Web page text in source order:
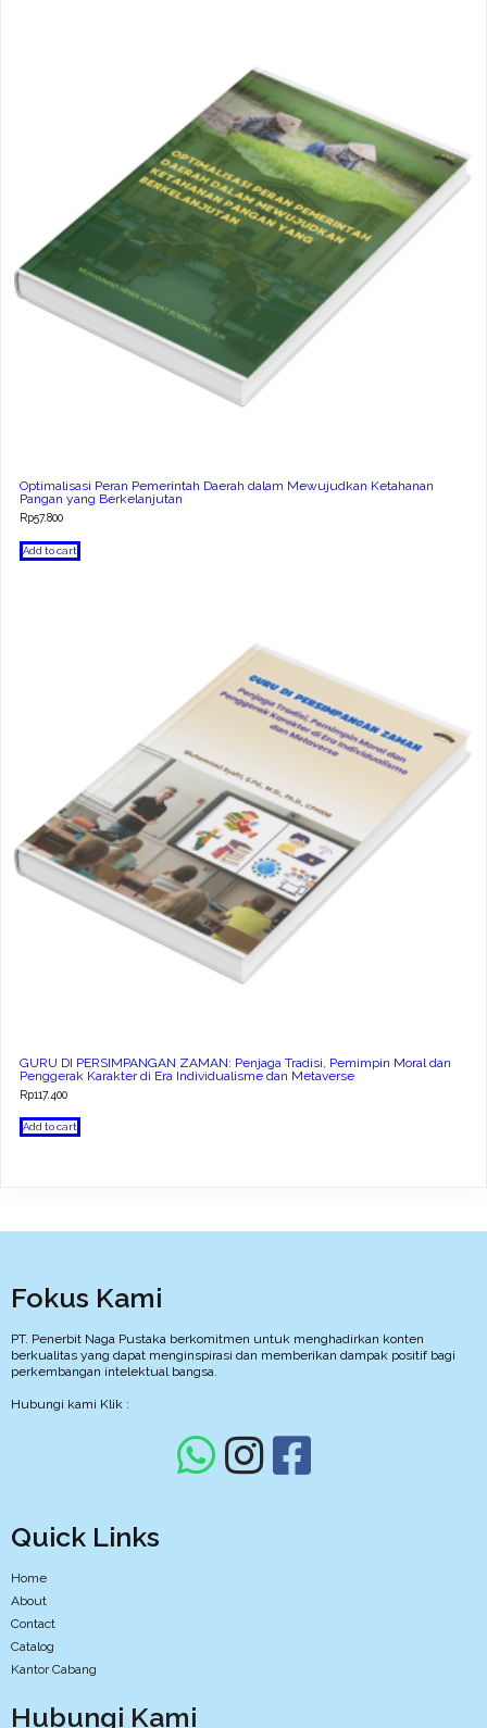
Optimalisasi Peran Pemerintah Daerah dalam Mewujudkan Ketahanan
Pangan yang Berkelanjutan
Rp57.800
Add to cart
GURU DI PERSIMPANGAN ZAMAN: Penjaga Tradisi, Pemimpin Moral dan
Penggerak Karakter di Era Individualisme dan Metaverse
Rp117.400
Add to cart
Fokus Kami
PT. Penerbit Naga Pustaka berkomitmen untuk menghadirkan konten
berkualitas yang dapat menginspirasi dan memberikan dampak positif bagi
perkembangan intelektual bangsa.
Hubungi kami Klik :
Quick Links
Home
About
Contact
Catalog
Kantor Cabang
Hubungi Kami